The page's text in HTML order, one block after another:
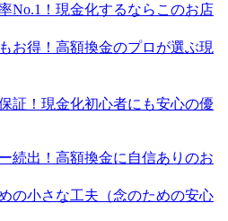
No.1！現金化するならこのお店
お得！高額換金のプロが選ぶ現
証！現金化初心者にも安心の優
続出！高額換金に自信ありのお
の小さな工夫（念のための安心